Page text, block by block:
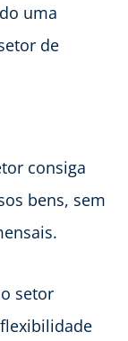
uma
de
consiga
bens, sem
setor